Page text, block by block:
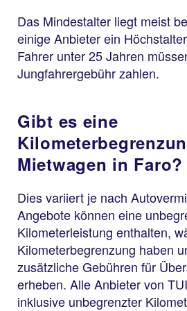
Das Mindestalter liegt meist
einige Anbieter ein
Fahrer unter 25 Jahren
Jungfahrergebühr zahlen.
Gibt es eine
Mietwagen in Faro?
Dies variiert je nach
Angebote können eine
Kilometerleistung enthalten,
Kilometerbegrenzung haben
zusätzliche Gebühren für
erheben. Alle Anbieter von
inklusive unbegrenzter